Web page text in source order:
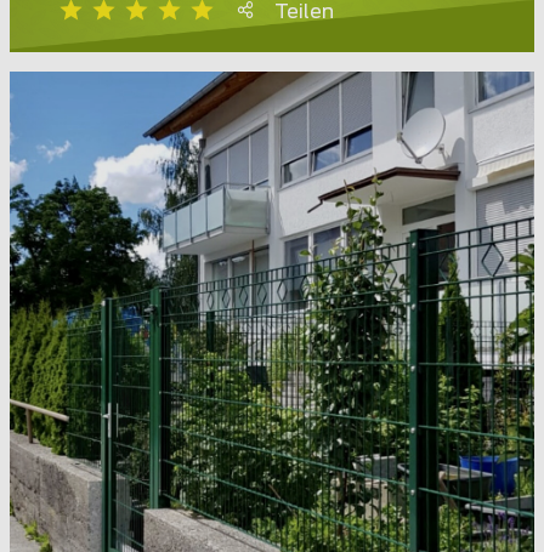
Teilen